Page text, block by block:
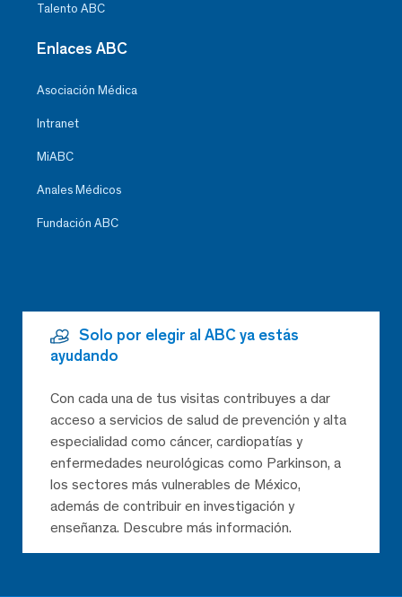
Talento ABC
Enlaces ABC
Asociación Médica
Intranet
MiABC
Anales Médicos
Fundación ABC
Solo por elegir al ABC ya estás
ayudando
Con cada una de tus visitas contribuyes a dar
acceso a servicios de salud de prevención y alta
especialidad como cáncer, cardiopatías y
enfermedades neurológicas como Parkinson, a
los sectores más vulnerables de México,
además de contribuir en investigación y
enseñanza. Descubre más información.